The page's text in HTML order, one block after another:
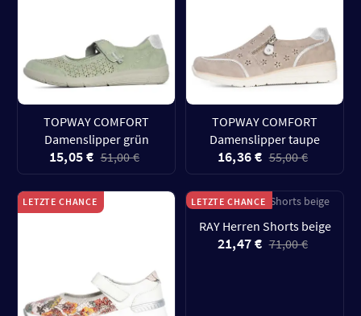
TOPWAY COMFORT
Damenslipper grün
15,05 € 51,00 €
TOPWAY COMFORT
Damenslipper taupe
16,36 € 55,00 €
LETZTE CHANCE LETZTE CHANCE
RAY Herren Shorts beige
21,47 € 71,00 €